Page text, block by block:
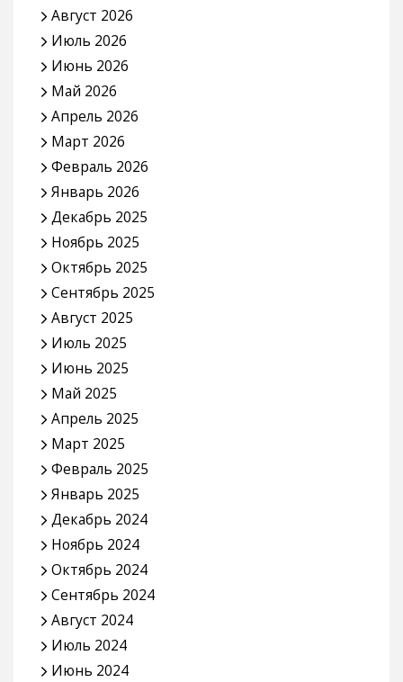
Август 2026
Июль 2026
Июнь 2026
Май 2026
Апрель 2026
Март 2026
Февраль 2026
Январь 2026
Декабрь 2025
Ноябрь 2025
Октябрь 2025
Сентябрь 2025
Август 2025
Июль 2025
Июнь 2025
Май 2025
Апрель 2025
Март 2025
Февраль 2025
Январь 2025
Декабрь 2024
Ноябрь 2024
Октябрь 2024
Сентябрь 2024
Август 2024
Июль 2024
Июнь 2024